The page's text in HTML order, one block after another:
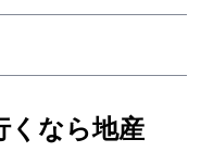
くなら地産